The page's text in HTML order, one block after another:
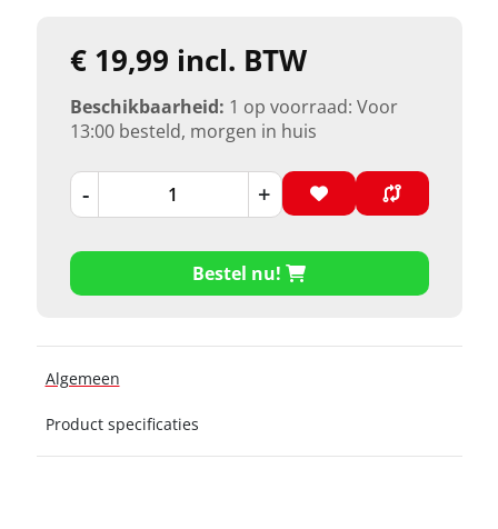
€ 19,99 incl. BTW
Beschikbaarheid: 1 op voorraad: Voor
13:00 besteld, morgen in huis
- +
Bestel nu!
Algemeen
Product specificaties